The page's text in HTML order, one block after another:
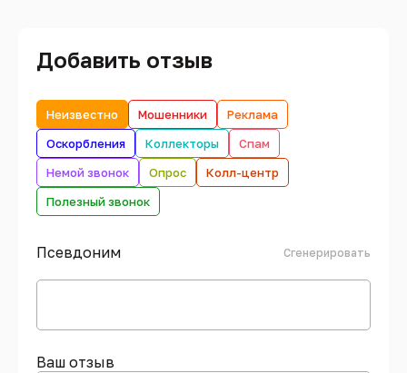
Добавить отзыв
Неизвестно Мошенники
Реклама
Оскорбления
Коллекторы
Спам
Немой звонок
Опрос
Колл-центр
Полезный звонок
Псевдоним Сгенерировать
Ваш отзыв